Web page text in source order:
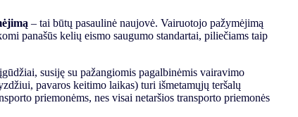
– tai būtų pasaulinė naujovė. Vairuotojo pažymėjimą
panašūs kelių eismo saugumo standartai, piliečiams taip
susiję su pažangiomis pagalbinėmis vairavimo
pavaros keitimo laikas) turi išmetamųjų teršalų
priemonėms, nes visai netaršios transporto priemonės